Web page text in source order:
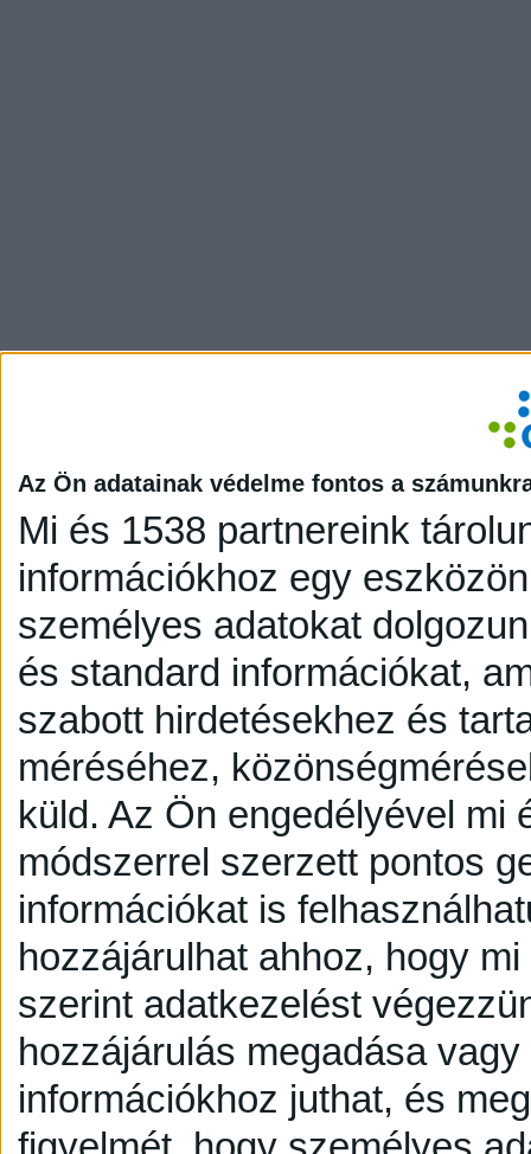
Az Ön adatainak védelme fontos a
Mi és 1538 partnereink
információkhoz egy
személyes adatokat
és standard információkat,
szabott hirdetésekhez és
méréséhez,
küld. Az Ön engedélyével mi
módszerrel szerzett pontos
információkat is
hozzájárulhat ahhoz, hogy
szerint adatkezelést
hozzájárulás megadása
információkhoz juthat, és